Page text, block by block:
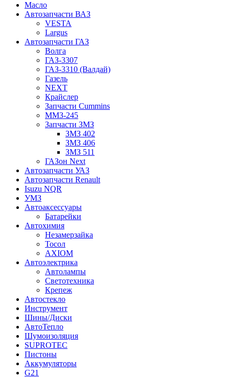
Масло
Автозапчасти ВАЗ
VESTA
Largus
Автозапчасти ГАЗ
Волга
ГАЗ-3307
ГАЗ-3310 (Валдай)
Газель
NEXT
Крайслер
Запчасти Cummins
ММЗ-245
Запчасти ЗМЗ
ЗМЗ 402
ЗМЗ 406
ЗМЗ 511
ГАЗон Next
Автозапчасти УАЗ
Автозапчасти Renault
Isuzu NQR
УМЗ
Автоаксессуары
Батарейки
Автохимия
Незамерзайка
Тосол
AXIOM
Автоэлектрика
Автолампы
Светотехника
Крепеж
Автостекло
Инструмент
Шины/Диски
АвтоТепло
Шумоизоляция
SUPROTEC
Пистоны
Аккумуляторы
G21